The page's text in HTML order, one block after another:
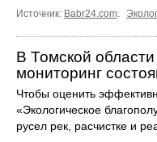
Источник: Babr24.com
В Томской
мониторинг
Чтобы оценить
«Экологическое
русел рек, расчистке и